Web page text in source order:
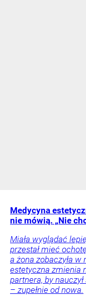
Medycyna
nie mówią. „Nie
Miała wyglądać
przestał mieć
a żona zobaczyła
estetyczna zmienia
partnera, by
– zupełnie od nowa.